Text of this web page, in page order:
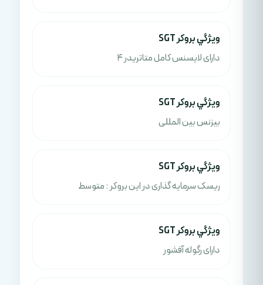
ويژگي بروکر SGT
دارای لایسنس کامل متاتریدر 4
ويژگي بروکر SGT
بیزنس بین المللی
ويژگي بروکر SGT
ریسک سرمایه گذاری در این بروکر : متوسط
ويژگي بروکر SGT
دارای رگوله آفشور